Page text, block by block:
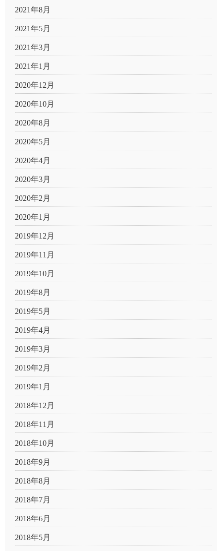
2021年8月
2021年5月
2021年3月
2021年1月
2020年12月
2020年10月
2020年8月
2020年5月
2020年4月
2020年3月
2020年2月
2020年1月
2019年12月
2019年11月
2019年10月
2019年8月
2019年5月
2019年4月
2019年3月
2019年2月
2019年1月
2018年12月
2018年11月
2018年10月
2018年9月
2018年8月
2018年7月
2018年6月
2018年5月